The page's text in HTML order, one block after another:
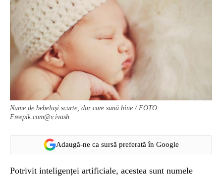
Nume de bebeluși scurte, dar care sună bine / FOTO:
Freepik.com@v.ivash
Adaugă-ne ca sursă preferată în Google
Potrivit inteligenței artificiale, acestea sunt numele